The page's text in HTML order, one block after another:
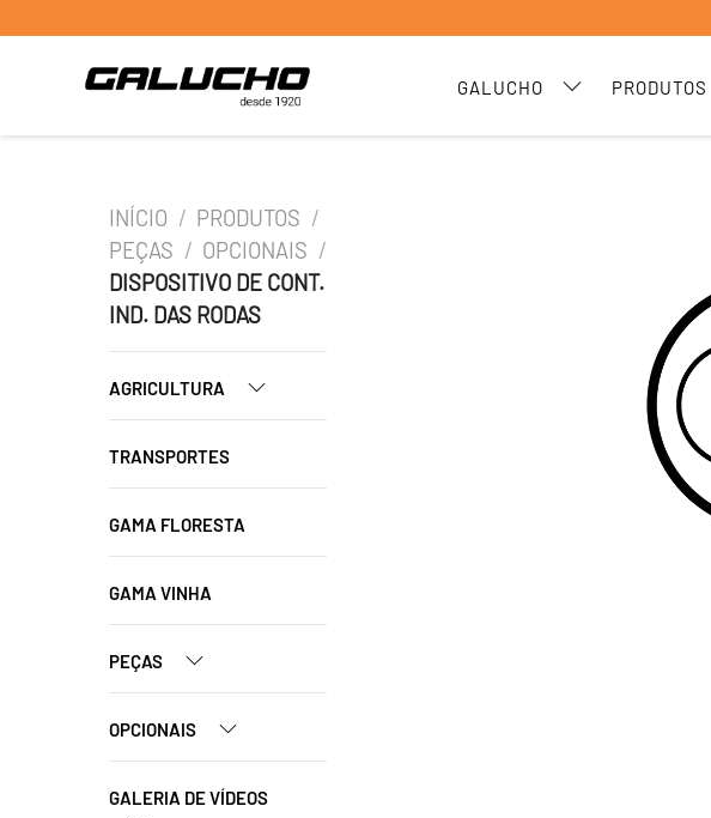
GALUCHO PRODUTOS
INÍCIO / PRODUTOS /
PEÇAS / OPCIONAIS /
DISPOSITIVO DE CONT.
IND. DAS RODAS
AGRICULTURA
TRANSPORTES
GAMA FLORESTA
GAMA VINHA
PEÇAS
OPCIONAIS
GALERIA DE VÍDEOS